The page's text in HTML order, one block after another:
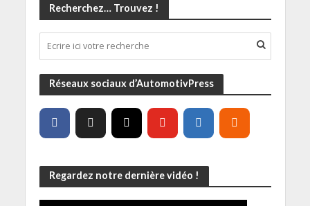
Recherchez… Trouvez !
Réseaux sociaux d’AutomotivPress
Regardez notre dernière vidéo !